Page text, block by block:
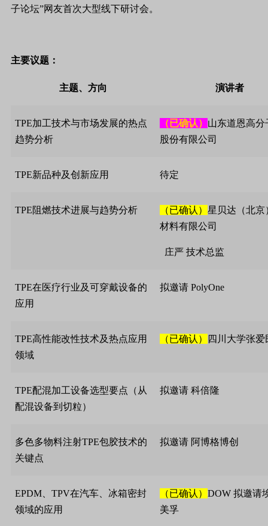
子论坛”网友首次大型线下研讨会。
主要议题：
主题、方向 演讲者
TPE加工技术与市场发展的热点
趋势分析
（已确认） 山东道恩高分
股份有限公司
TPE新品种及创新应用 待定
TPE阻燃技术进展与趋势分析 （已确认） 星贝达（北京
材料有限公司
庄严 技术总监
TPE在医疗行业及可穿戴设备的
应用
拟邀请 PolyOne
TPE高性能改性技术及热点应用
领域
（已确认） 四川大学张爱
TPE配混加工设备选型要点（从
配混设备到切粒）
拟邀请 科倍隆
多色多物料注射TPE包胶技术的
关键点
拟邀请 阿博格博创
EPDM TPV在汽车、冰箱密封
领域的应用
（已确认） DOW 拟邀请
美孚